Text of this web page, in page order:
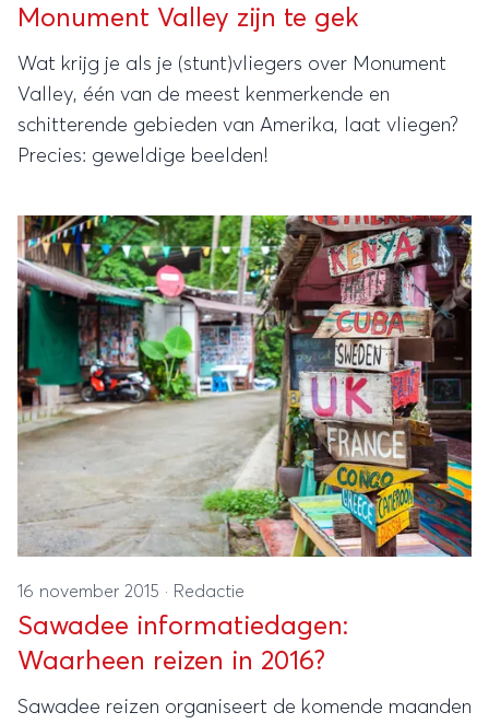
Monument Valley zijn te gek
Wat krijg je als je (stunt)vliegers over Monument
Valley, één van de meest kenmerkende en
schitterende gebieden van Amerika, laat vliegen?
Precies: geweldige beelden!
16 november 2015 · Redactie
Sawadee informatiedagen:
Waarheen reizen in 2016?
Sawadee reizen organiseert de komende maanden